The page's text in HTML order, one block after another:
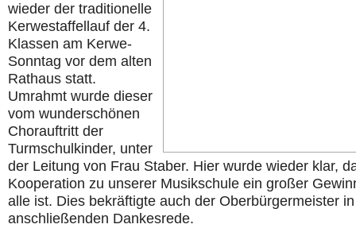
wieder der traditionelle
Kerwestaffellauf der 4.
Klassen am Kerwe-
Sonntag vor dem alten
Rathaus statt.
Umrahmt wurde dieser
vom wunderschönen
Chorauftritt der
Turmschulkinder, unter
der Leitung von Frau Staber. Hier wurde wieder klar,
Kooperation zu unserer Musikschule ein großer
alle ist. Dies bekräftigte auch der Oberbürgermeister
anschließenden Dankesrede.